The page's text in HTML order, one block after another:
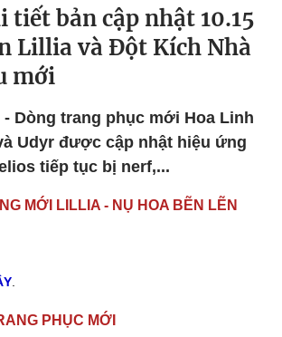
tiết bản cập nhật 10.15
Lillia và Đột Kích Nhà
mới
- Dòng trang phục mới Hoa Linh
Udyr được cập nhật hiệu ứng
tiếp tục bị nerf,...
MỚI LILLIA - NỤ HOA BẼN LẼN
PHỤC MỚI